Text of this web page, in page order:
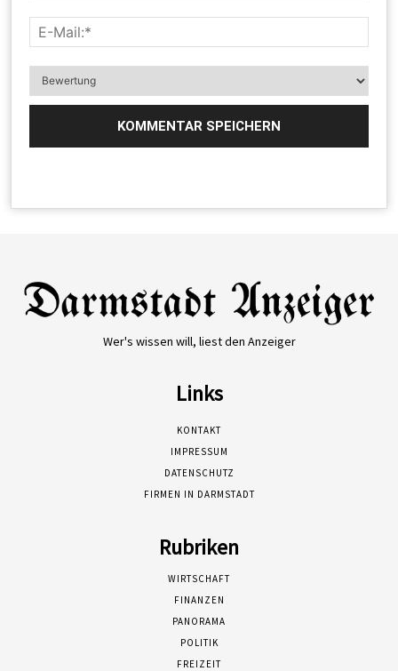
Wer's wissen will, liest den Anzeiger
Links
KONTAKT
IMPRESSUM
DATENSCHUTZ
FIRMEN IN DARMSTADT
Rubriken
WIRTSCHAFT
FINANZEN
PANORAMA
POLITIK
FREIZEIT